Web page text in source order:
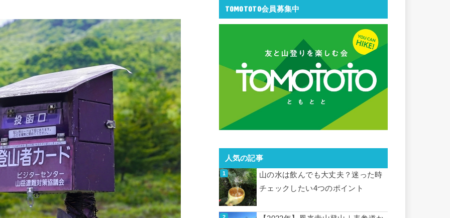
TOMOTOTO会員募集中
人気の記事
山の水は飲んでも大丈夫？迷った時
チェックしたい4つのポイント